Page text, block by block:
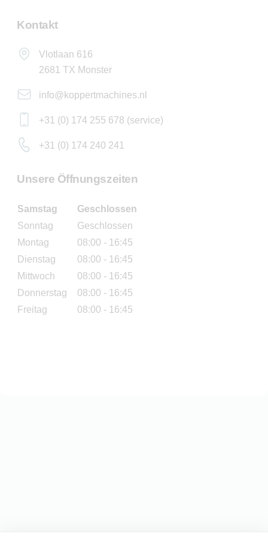
Kontakt
Vlotlaan 616
2681 TX Monster
info@koppertmachines.nl
+31 (0) 174 255 678 (service)
+31 (0) 174 240 241
Unsere Öffnungszeiten
Samstag
Geschlossen
Sonntag
Geschlossen
Montag
08:00 - 16:45
Dienstag
08:00 - 16:45
Mittwoch
08:00 - 16:45
Donnerstag
08:00 - 16:45
Freitag
08:00 - 16:45